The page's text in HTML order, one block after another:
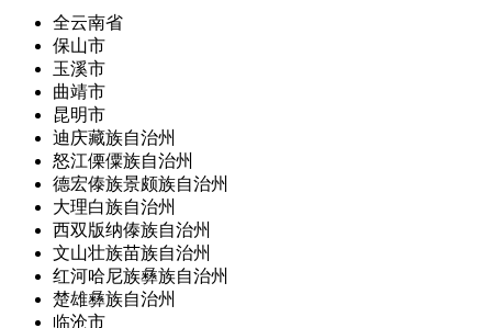
全云南省
保山市
玉溪市
曲靖市
昆明市
迪庆藏族自治州
怒江傈僳族自治州
德宏傣族景颇族自治州
大理白族自治州
西双版纳傣族自治州
文山壮族苗族自治州
红河哈尼族彝族自治州
楚雄彝族自治州
临沧市